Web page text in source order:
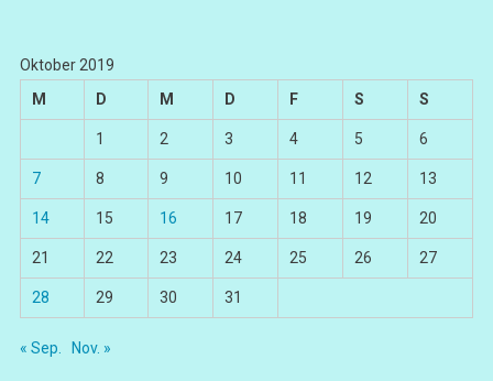
Oktober 2019
M
D M D F S S
1 2 3 4 5 6
7 8 9 10 11 12 13
14 15 16 17 18 19 20
21 22 23 24 25 26 27
28 29 30 31
« Sep. Nov. »